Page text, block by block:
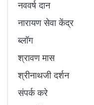
नववर्ष दान
नारायण सेवा केंद्र
ब्लॉग
श्रावण मास
श्रीनाथजी दर्शन
संपर्क करे